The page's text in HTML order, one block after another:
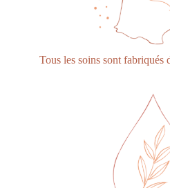
Tous les soins sont fabriqués